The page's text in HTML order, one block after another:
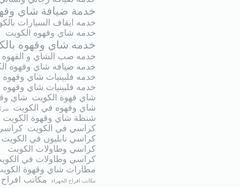
خدمة ضيافة شاي
خدمه ايقاف السيارات
خدمه شاي وقهوه الكويت
خدمه شاي وقهوه
خدمه صب الشاي و القهوه
خدمه ضيافه شاي وقهوه
خدمه فلبينيات شاي وقهوه
خدمه فلبينيات شاي وقهوه
شاي قهوة الكويت شاي
شاي وقهوه في الكويت
شنطة شاي وقهوة الكويت
كراسي في الكويت كراسي
كراسي نابليون في الكويت
كراسي وطاولات الكويت
كراسي وطاولات في
مطارات شاي وقهوة
مكاتب افراح الجهراء
مكاتب افراح